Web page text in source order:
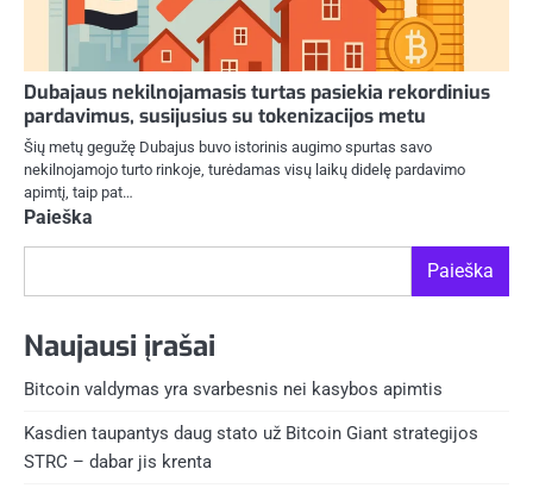
Dubajaus nekilnojamasis turtas pasiekia rekordinius
pardavimus, susijusius su tokenizacijos metu
Šių metų gegužę Dubajus buvo istorinis augimo spurtas savo
nekilnojamojo turto rinkoje, turėdamas visų laikų didelę pardavimo
apimtį, taip pat…
Paieška
Paieška
Naujausi įrašai
Bitcoin valdymas yra svarbesnis nei kasybos apimtis
Kasdien taupantys daug stato už Bitcoin Giant strategijos
STRC – dabar jis krenta